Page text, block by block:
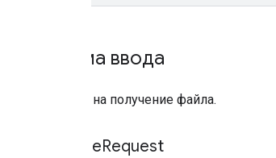
Схема ввода
Запрос на получение файла.
FileRequest